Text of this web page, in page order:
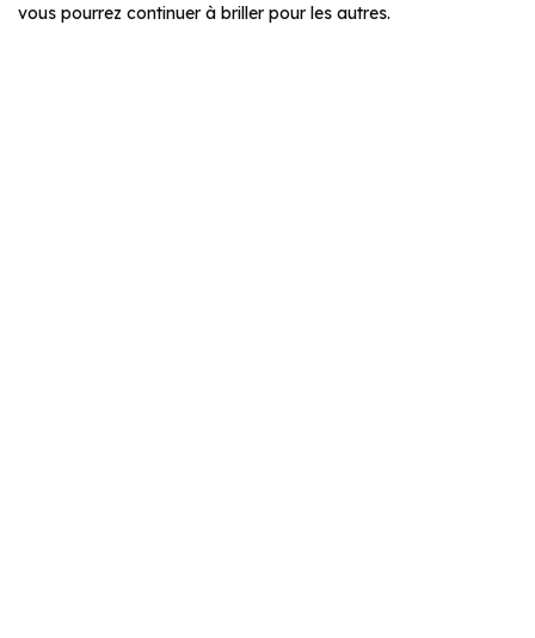
vous pourrez continuer à briller pour les autres.